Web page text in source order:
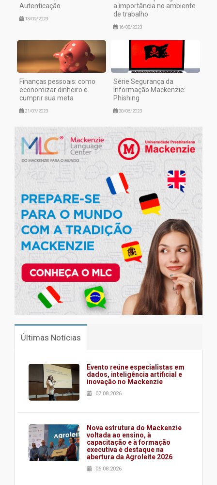
Autenticação
13/09/2023
a importância no ambiente
de trabalho
16/08/2023
Finanças pessoais: como
economizar dinheiro e
cumprir sua meta
21/07/2023
Série Segurança da
Informação Mackenzie:
Phishing
30/06/2023
Últimas Notícias
Evento reúne especialistas em
dados, inteligência artificial e
inovação no Mackenzie
07.08.2026
Nova estrutura do Mackenzie
voltada ao ensino, à
capacitação e à formação
executiva é destaque na
abertura da Agroleite 2026
06.08.2026